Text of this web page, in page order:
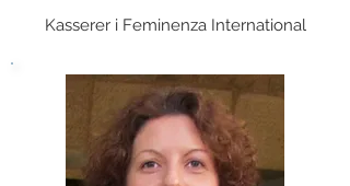
Kasserer i Feminenza International